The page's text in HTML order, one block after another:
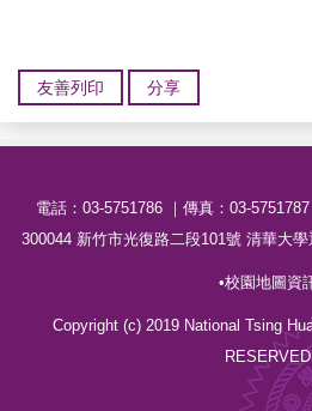
友善列印 分享
電話：03-5751786 ｜傳真：03-
300044 新竹市光復路二段101號 清華大
•校園地圖資
Copyright (c) 2019 National Tsing
RESERVED